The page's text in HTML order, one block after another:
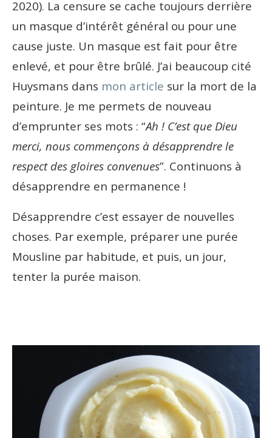
2020). La censure se cache toujours derrière
un masque d’intérêt général ou pour une
cause juste. Un masque est fait pour être
enlevé, et pour être brûlé. J’ai beaucoup cité
Huysmans dans mon article sur la mort de la
peinture. Je me permets de nouveau
d’emprunter ses mots : “Ah ! C’est que Dieu
merci, nous commençons à désapprendre le
respect des gloires convenues”. Continuons à
désapprendre en permanence !
Désapprendre c’est essayer de nouvelles
choses. Par exemple, préparer une purée
Mousline par habitude, et puis, un jour,
tenter la purée maison.